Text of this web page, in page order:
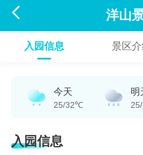
 洋山
入园信息 景区
今天
25/32℃
明
入园信息